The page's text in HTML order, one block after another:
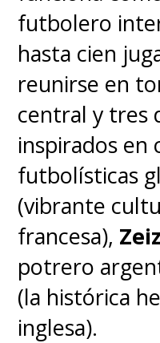
futbolero
hasta cien
reunirse en
central y tres
inspirados en
futbolísticas
(vibrante
francesa),
potrero
(la histórica
inglesa).